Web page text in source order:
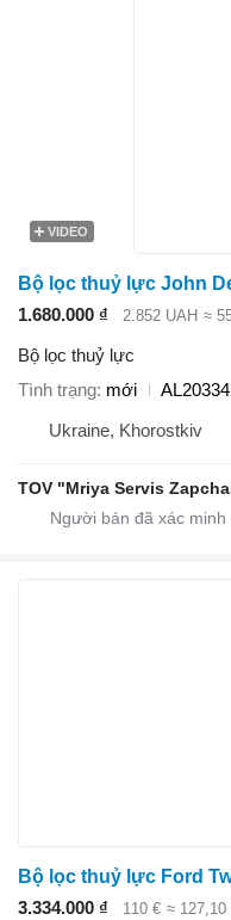
VIDEO
1.680.000 ₫ 2.852 UAH ≈
Bộ lọc thuỷ lực
Tình trạng mới
Ukraine, Khorostkiv
TOV "Mriya Servis
3.334.000 ₫ 110 € ≈ 127,10